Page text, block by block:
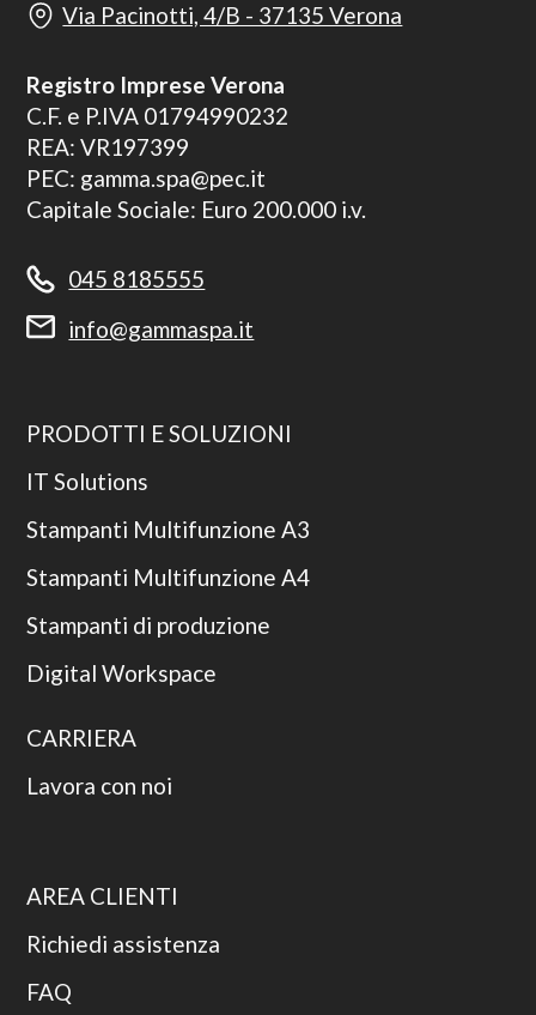
Via Pacinotti, 4/B - 37135 Verona
Registro Imprese Verona
C.F. e P.IVA 01794990232
REA: VR197399
PEC: gamma.spa@pec.it
Capitale Sociale: Euro 200.000 i.v.
045 8185555
info@gammaspa.it
PRODOTTI E SOLUZIONI
IT Solutions
Stampanti Multifunzione A3
Stampanti Multifunzione A4
Stampanti di produzione
Digital Workspace
CARRIERA
Lavora con noi
AREA CLIENTI
Richiedi assistenza
FAQ